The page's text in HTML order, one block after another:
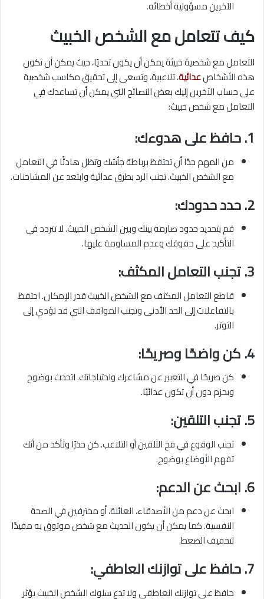
الآخرين مسؤولية أخطائه.
كيف تتعامل مع الشخص الخبيث
التعامل مع شخصية خبيثة يمكن أن يكون تحديًا، حيث يمكن أن تكون
هذه الأشخاصعدائية، تلاعبية، وتسعى إلى تحقيق مكاسب شخصية
على حساب الآخرين إليك بعض النصائح التي يمكن أن تساعدك في
التعامل مع شخص خبيث:
1. حافظ على هدوءك:
من المهم جدًا أن تحتفظ برباطة جأشك وتظل هادئًا في التعامل
مع الشخص الخبيث. تجنب الرد بطرق عدائية وابتعد عن المشاحنات.
2. حدد حدودك:
قم بتحديد حدود صارمة بينك وبين الشخص الخبيث. لا تتردد في
التأكيد على حقوقك وعدم المساومة عليها.
3. تجنب التعامل المكثف:
قاطع التعامل المكثف مع الشخص الخبيث قدر الإمكان. احتفظ
بالتفاعلات إلى الحد الأدنى وتجنب المواقف التي قد تؤدي إلى
التوتر.
4. كن واضحًا وصريحًا:
كن صريحًا في التعبير عن مشاعرك واحتياجاتك. اتحدث بوضوح
وبحزم دون أن تكون عدائيًا.
5. تجنب التلقين:
تجنب الوقوع في فخ التلقين أو التلاعب. كن حذرًا وتأكد من أنك
تفهم الأوضاع بوضوح.
6. ابحث عن الدعم:
ابحث عن دعم من الأصدقاء، العائلة، أو محترفين في الصحة
النفسية. كما يمكن أن يكون الحديث مع شخص موثوق به مفيدًا
لتخفيف الضغط.
7. حافظ على توازنك العاطفي:
حافظ على توازنك العاطفي ولا تدع سلوك الشخص الخبيث يؤثر